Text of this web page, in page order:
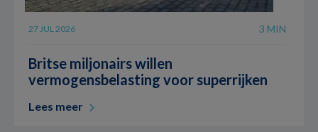
27 JUL 2026 3 MIN
Britse miljonairs willen
vermogensbelasting voor superrijken
Lees meer